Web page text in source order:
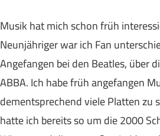
Musik hat mich schon früh
Neunjähriger war ich Fan
Angefangen bei den Beatles, über
ABBA. Ich habe früh angefangen
dementsprechend viele Platten zu
hatte ich bereits so um die 2000